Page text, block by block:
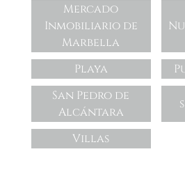
Mercado
Inmobiliario de
Marbella
Playa
San Pedro de
Alcántara
Villas